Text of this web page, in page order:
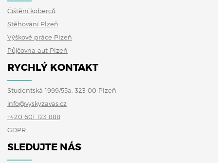
Čištění koberců
Stěhování Plzeň
Výškové práce Plzeň
Půjčovna aut Plzeň
RYCHLÝ KONTAKT
Studentská 1999/55a, 323 00 Plzeň
info@vyskyzavas.cz
+420 601 123 888
GDPR
SLEDUJTE NÁS